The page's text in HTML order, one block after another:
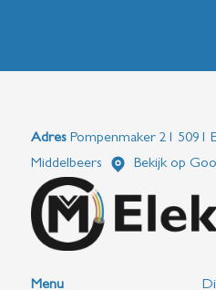
AdresPompenmaker 21 5091
Middelbeers
Bekijk op
Menu